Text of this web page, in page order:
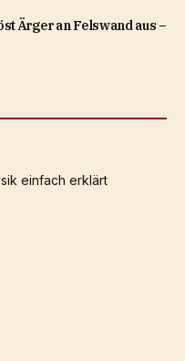
Ärger an Felswand aus –